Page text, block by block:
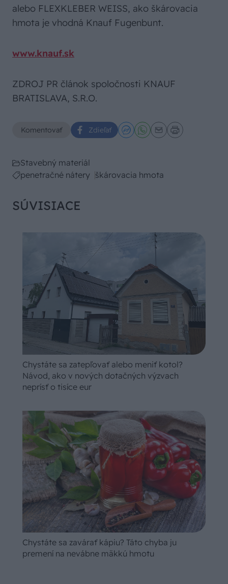
alebo FLEXKLEBER WEISS, ako škárovacia
hmota je vhodná Knauf Fugenbunt.
www.knauf.sk
ZDROJ PR článok spoločnosti KNAUF
BRATISLAVA, S.R.O.
Komentovať Zdieľať
Stavebný materiál
penetračné nátery škárovacia hmota
SÚVISIACE
Chystáte sa zatepľovať alebo meniť kotol?
Návod, ako v nových dotačných výzvach
neprísť o tisíce eur
Chystáte sa zavárať kápiu? Táto chyba ju
premení na nevábne mäkkú hmotu